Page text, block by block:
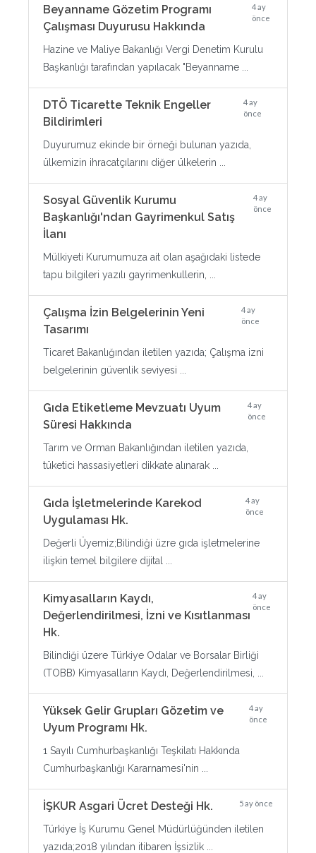
Beyanname Gözetim Programı
Çalışması Duyurusu Hakkında
4 ay
önce
Hazine ve Maliye Bakanlığı Vergi Denetim Kurulu
Başkanlığı tarafından yapılacak "Beyanname ...
DTÖ Ticarette Teknik Engeller
Bildirimleri
4 ay
önce
Duyurumuz ekinde bir örneği bulunan yazıda,
ülkemizin ihracatçılarını diğer ülkelerin ...
Sosyal Güvenlik Kurumu
Başkanlığı'ndan Gayrimenkul Satış
İlanı
4 ay
önce
Mülkiyeti Kurumumuza ait olan aşağıdaki listede
tapu bilgileri yazılı gayrimenkullerin, ...
Çalışma İzin Belgelerinin Yeni
Tasarımı
4 ay
önce
Ticaret Bakanlığından iletilen yazıda; Çalışma izni
belgelerinin güvenlik seviyesi ...
Gıda Etiketleme Mevzuatı Uyum
Süresi Hakkında
4 ay
önce
Tarım ve Orman Bakanlığından iletilen yazıda,
tüketici hassasiyetleri dikkate alınarak ...
Gıda İşletmelerinde Karekod
Uygulaması Hk.
4 ay
önce
Değerli Üyemiz;Bilindiği üzre gıda işletmelerine
ilişkin temel bilgilere dijital ...
Kimyasalların Kaydı,
Değerlendirilmesi, İzni ve Kısıtlanması
Hk.
4 ay
önce
Bilindiği üzere Türkiye Odalar ve Borsalar Birliği
(TOBB) Kimyasalların Kaydı, Değerlendirilmesi, ...
Yüksek Gelir Grupları Gözetim ve
Uyum Programı Hk.
4 ay
önce
1 Sayılı Cumhurbaşkanlığı Teşkilatı Hakkında
Cumhurbaşkanlığı Kararnamesi'nin ...
İŞKUR Asgari Ücret Desteği Hk. 5 ay önce
Türkiye İş Kurumu Genel Müdürlüğünden iletilen
yazıda;2018 yılından itibaren İşsizlik ...